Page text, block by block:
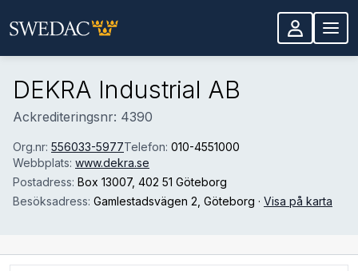
DEKRA Industrial AB
Ackrediteringsnr: 4390
Org.nr: 556033-5977Telefon: 010-4551000
Webbplats: www.dekra.se
Postadress: Box 13007, 402 51 Göteborg
Besöksadress: Gamlestadsvägen 2 , Göteborg · Visa på karta